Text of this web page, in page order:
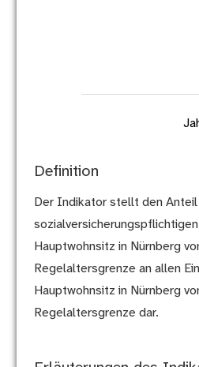
Definition
Der Indikator stellt den
Hauptwohnsitz in Nürnberg
Regelaltersgrenze an allen
Hauptwohnsitz in Nürnberg
Regelaltersgrenze dar.